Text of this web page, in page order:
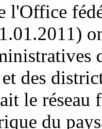
l'Office
des
le
du